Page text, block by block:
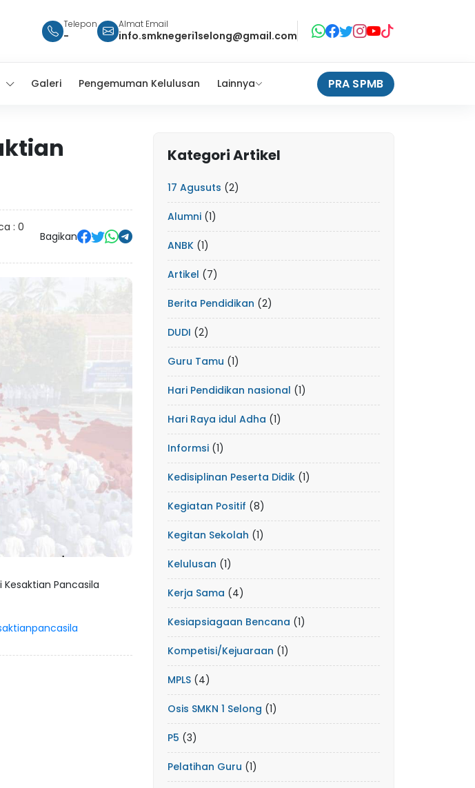
Telepon
-
Almat Email
info.smknegeri1selong@gmail.com
Galeri Pengemuman Kelulusan Lainnya PRA SPMB
: 0
Bagikan
Kesaktian Pancasila
Kategori Artikel
17 Agusuts (2)
Alumni (1)
ANBK (1)
Artikel (7)
Berita Pendidikan (2)
DUDI (2)
Guru Tamu (1)
Hari Pendidikan nasional (1)
Hari Raya idul Adha (1)
Informsi (1)
Kedisiplinan Peserta Didik (1)
Kegiatan Positif (8)
Kegitan Sekolah (1)
Kelulusan (1)
Kerja Sama (4)
Kesiapsiagaan Bencana (1)
Kompetisi/Kejuaraan (1)
MPLS (4)
Osis SMKN 1 Selong (1)
P5 (3)
Pelatihan Guru (1)